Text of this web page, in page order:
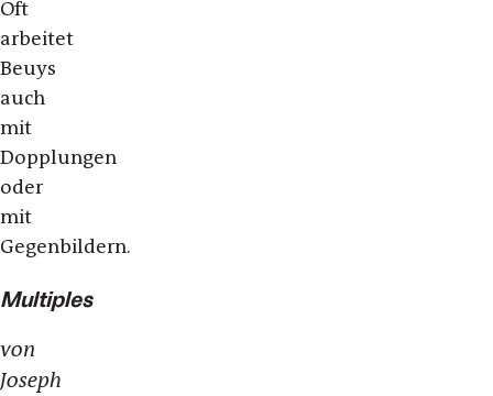
Oft
arbeitet
Beuys
auch
mit
Dopplungen
oder
mit
Gegenbildern.
Multiples
von
Joseph